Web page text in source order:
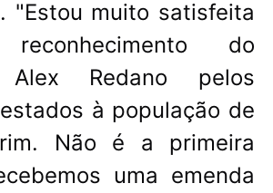
"Estou muito satisfeita
do
Alex Redano pelos
à população de
Não é a primeira
uma emenda